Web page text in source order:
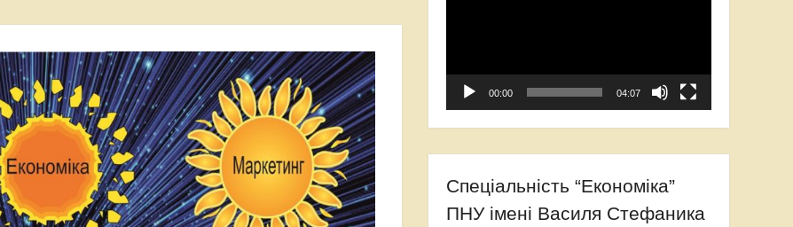
00:00 04:07
Спеціальність “Економіка”
ПНУ імені Василя Стефаника